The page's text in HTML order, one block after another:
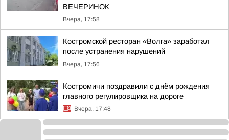
ВЕЧЕРИНОК
Вчера, 17:58
Костромской ресторан «Волга» заработал
после устранения нарушений
Вчера, 17:56
Костромичи поздравили с днём рождения
главного регулировщика на дороге
Вчера, 17:48